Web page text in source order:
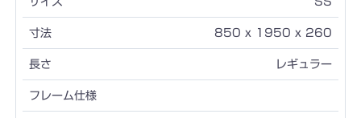
850 x 1950 x 260
レギュラー